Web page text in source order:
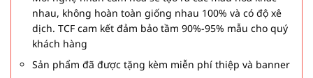
nhau, không hoàn toàn giống nhau 100% và có độ xê
dịch. TCF cam kết đảm bảo tầm 90%-95% mẫu cho quý
khách hàng
Sản phẩm đã được tặng kèm miễn phí thiệp và banner